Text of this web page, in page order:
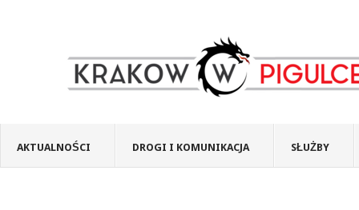
AKTUALNOŚCI DROGI I KOMUNIKACJA SŁUŻBY